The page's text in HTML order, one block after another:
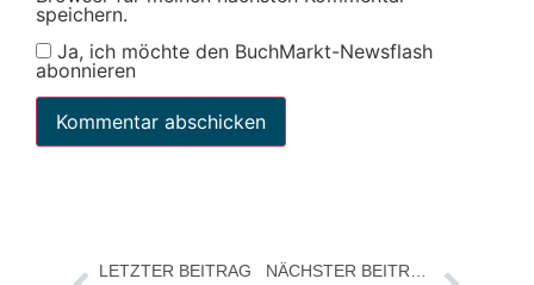
speichern.
Ja, ich möchte den BuchMarkt-Newsflash
abonnieren
LETZTER BEITRAG
NÄCHSTER BEITRAG